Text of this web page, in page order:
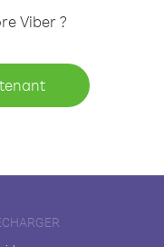
Viber ?